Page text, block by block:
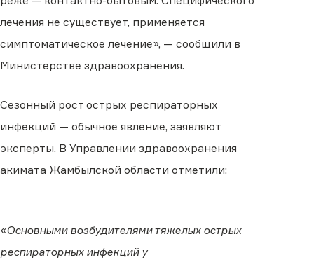
лечения не существует, применяется
симптоматическое лечение», — сообщили в
Министерстве здравоохранения.
Сезонный рост острых респираторных
инфекций — обычное явление, заявляют
эксперты. В Управлении здравоохранения
акимата Жамбылской области отметили:
«Основными возбудителями тяжелых острых
респираторных инфекций у